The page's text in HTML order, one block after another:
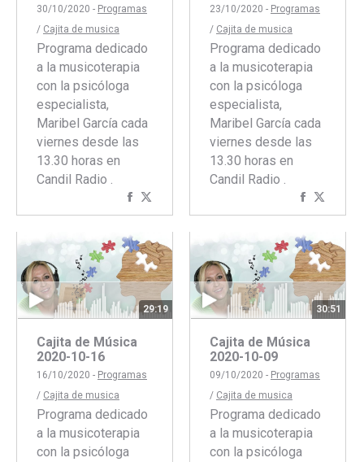
30/10/2020 - Programas
/ Cajita de musica
Programa dedicado
a la musicoterapia
con la psicóloga
especialista,
Maribel García cada
viernes desde las
13.30 horas en
Candil Radio .
Compartir
con
Facebook
con
Twitter
23/10/2020 - Programas
/ Cajita de musica
Programa dedicado
a la musicoterapia
con la psicóloga
especialista,
Maribel García cada
viernes desde las
13.30 horas en
Candil Radio .
Compartir
concon
29:19
Cajita de Música
2020-10-16
16/10/2020 - Programas
/ Cajita de musica
Programa dedicado
a la musicoterapia
con la psicóloga
30:51
Cajita de Música
2020-10-09
09/10/2020 - Programas
/ Cajita de musica
Programa dedicado
a la musicoterapia
con la psicóloga